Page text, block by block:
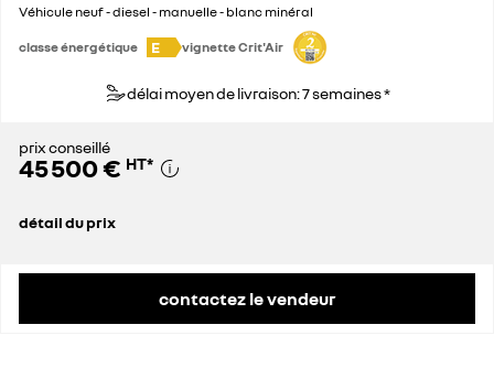
Véhicule neuf - diesel - manuelle - blanc minéral
classe énergétique E vignette Crit'Air
délai moyen de livraison: 7 semaines *
prix conseillé
45 500 € HT*
détail du prix
contactez le vendeur